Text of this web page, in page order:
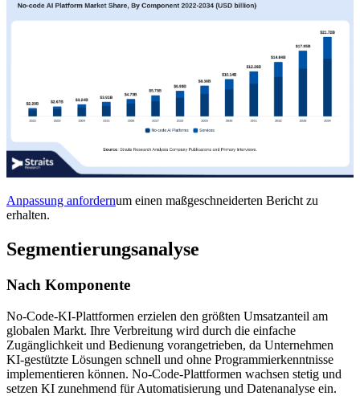
Anpassung anfordernum einen maßgeschneiderten Bericht zu
erhalten.
Segmentierungsanalyse
Nach Komponente
No-Code-KI-Plattformen erzielen den größten Umsatzanteil am
globalen Markt. Ihre Verbreitung wird durch die einfache
Zugänglichkeit und Bedienung vorangetrieben, da Unternehmen
KI-gestützte Lösungen schnell und ohne Programmierkenntnisse
implementieren können. No-Code-Plattformen wachsen stetig und
setzen KI zunehmend für Automatisierung und Datenanalyse ein.